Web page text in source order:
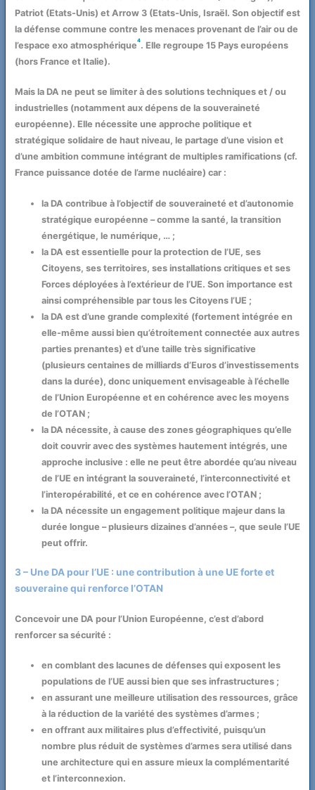
Patriot (Etats-Unis) et Arrow 3 (Etats-Unis, Israël. Son objectif est
la défense commune contre les menaces provenant de l’air ou de
l’espace exo atmosphérique4. Elle regroupe 15 Pays européens
(hors France et Italie).
Mais la DA ne peut se limiter à des solutions techniques et / ou
industrielles (notamment aux dépens de la souveraineté
européenne). Elle nécessite une approche politique et
stratégique solidaire de haut niveau, le partage d’une vision et
d’une ambition commune intégrant de multiples ramifications (cf.
France puissance dotée de l’arme nucléaire) car :
la DA contribue à l’objectif de souveraineté et d’autonomie
stratégique européenne – comme la santé, la transition
énergétique, le numérique, … ;
la DA est essentielle pour la protection de l’UE, ses
Citoyens, ses territoires, ses installations critiques et ses
Forces déployées à l’extérieur de l’UE. Son importance est
ainsi compréhensible par tous les Citoyens l’UE ;
la DA est d’une grande complexité (fortement intégrée en
elle-même aussi bien qu’étroitement connectée aux autres
parties prenantes) et d’une taille très significative
(plusieurs centaines de milliards d’Euros d’investissements
dans la durée), donc uniquement envisageable à l’échelle
de l’Union Européenne et en cohérence avec les moyens
de l’OTAN ;
la DA nécessite, à cause des zones géographiques qu’elle
doit couvrir avec des systèmes hautement intégrés, une
approche inclusive : elle ne peut être abordée qu’au niveau
de l’UE en intégrant la souveraineté, l’interconnectivité et
l’interopérabilité, et ce en cohérence avec l’OTAN ;
la DA nécessite un engagement politique majeur dans la
durée longue – plusieurs dizaines d’années –, que seule l’UE
peut offrir.
3 – Une DA pour l’UE : une contribution à une UE forte et
souveraine qui renforce l’OTAN
Concevoir une DA pour l’Union Européenne, c’est d’abord
renforcer sa sécurité :
en comblant des lacunes de défenses qui exposent les
populations de l’UE aussi bien que ses infrastructures ;
en assurant une meilleure utilisation des ressources, grâce
à la réduction de la variété des systèmes d’armes ;
en offrant aux militaires plus d’effectivité, puisqu’un
nombre plus réduit de systèmes d’armes sera utilisé dans
une architecture qui en assure mieux la complémentarité
et l’interconnexion.